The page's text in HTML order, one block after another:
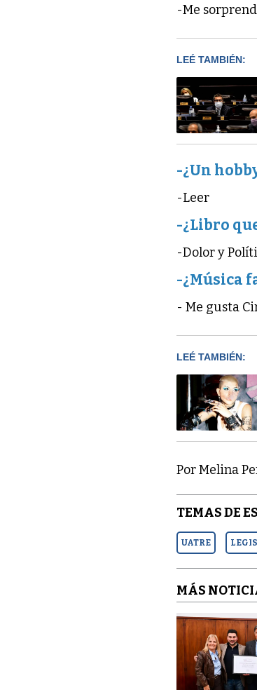
-Me
LEÉ TAMBIÉN:
-¿Un
-Leer
-¿Libro
-Dolor y
-¿Música
- Me gusta
LEÉ TAMBIÉN:
Por Melina
TEMAS DE
UATRE
MÁS